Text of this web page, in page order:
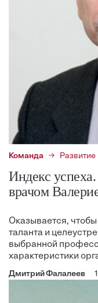
Команда Развитие
Индекс
врачом
Оказывается,
таланта и
выбранной
характеристики
Дмитрий Фалалеев